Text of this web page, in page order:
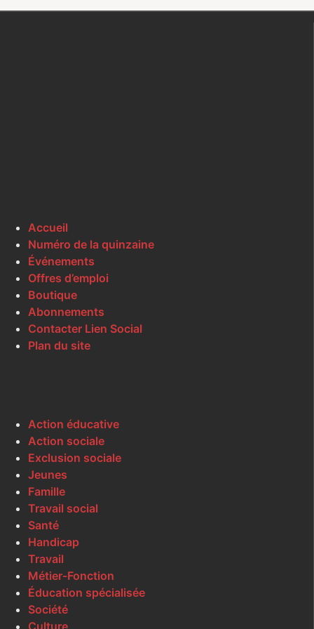
Accueil
Numéro de la quinzaine
Événements
Offres d’emploi
Boutique
Abonnements
Contacter Lien Social
Plan du site
Action éducative
Action sociale
Exclusion sociale
Jeunes
Famille
Travail social
Santé
Handicap
Travail
Métier-Fonction
Éducation spécialisée
Société